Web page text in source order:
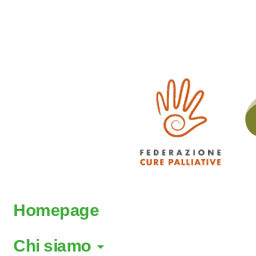
Homepage
Chi siamo